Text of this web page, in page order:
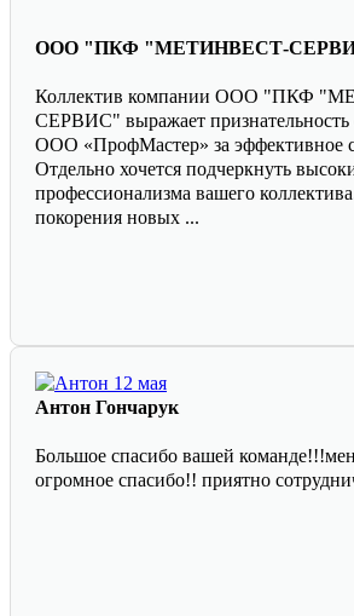
ООО "ПКФ "МЕТИНВЕСТ-
Коллектив компании ООО "ПКФ
СЕРВИС" выражает признательность
ООО «ПрофМастер» за эффективное
Отдельно хочется подчеркнуть
профессионализма вашего
покорения новых ...
Антон Гончарук
Большое спасибо вашей
огромное спасибо!! приятно